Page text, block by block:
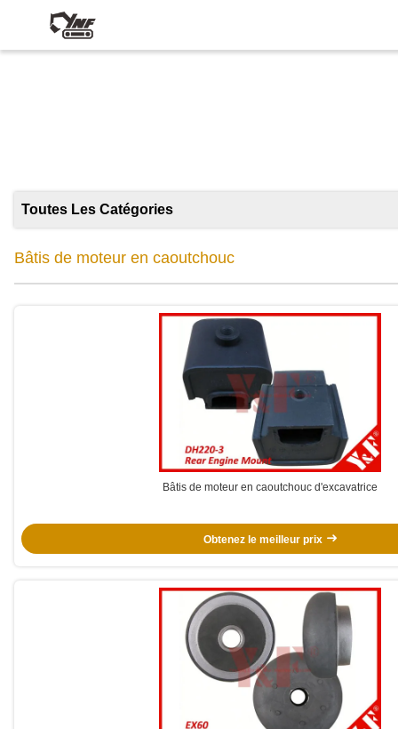
Toutes Les Catégories
Bâtis de moteur en caoutchouc
Bâtis de moteur en caoutchouc d'excavatrice
Obtenez le meilleur prix